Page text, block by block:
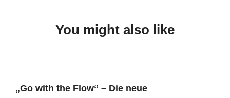
You might also like
„Go with the Flow“ – Die neue